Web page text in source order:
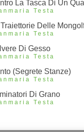
La Tasca Di Un
Testa
Traiettorie Delle
Testa
Di Gesso
Testa
(Segrete Stanze)
Testa
Di Grano
Testa